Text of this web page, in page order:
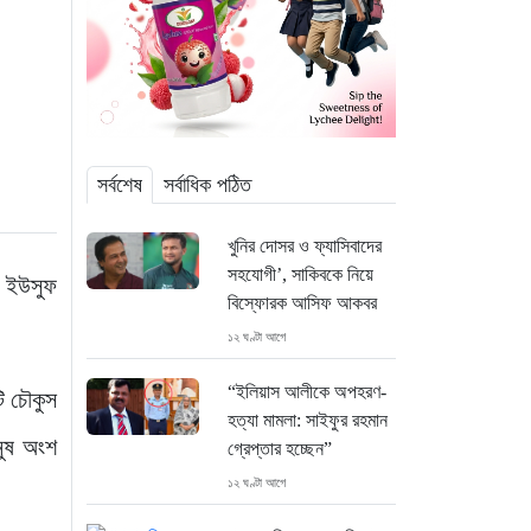
ইউসুফ
চৌকুস
অংশ
সর্বশেষ সর্বাধিক পঠিত
খুনির দোসর ও ফ্যাসিবাদের
সহযোগী’, সাকিবকে নিয়ে
বিস্ফোরক আসিফ আকবর
১২ ঘণ্টা আগে
“ইলিয়াস আলীকে অপহরণ-
হত্যা মামলা: সাইফুর রহমান
গ্রেপ্তার হচ্ছেন”
১২ ঘণ্টা আগে